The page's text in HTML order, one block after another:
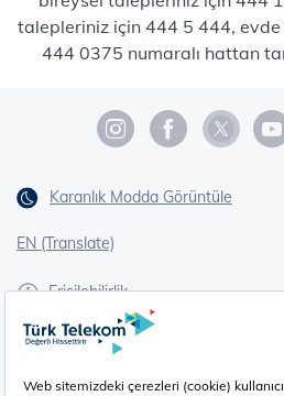
talepleriniz için 444 5 444,
444 0375 numaralı hattan
Karanlık Modda Görüntüle
EN (Translate)
Erişilebilirlik
İşaret Dili Çevirisi